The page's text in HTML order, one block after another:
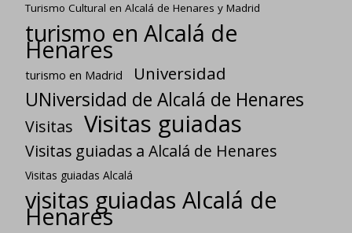
Turismo Cultural en Alcalá de Henares y Madrid
turismo en Alcalá de
Henares
turismo en Madrid Universidad
UNiversidad de Alcalá de Henares
Visitas Visitas guiadas
Visitas guiadas a Alcalá de Henares
Visitas guiadas Alcalá
visitas guiadas Alcalá de
Henares